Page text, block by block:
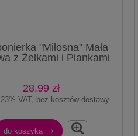
Żelki Cytrynki
51,80 zł
koszyka
"Miłosna" Mała
z Żelkami i Piankami
28,99 zł
VAT, bez kosztów dostawy
do koszyka